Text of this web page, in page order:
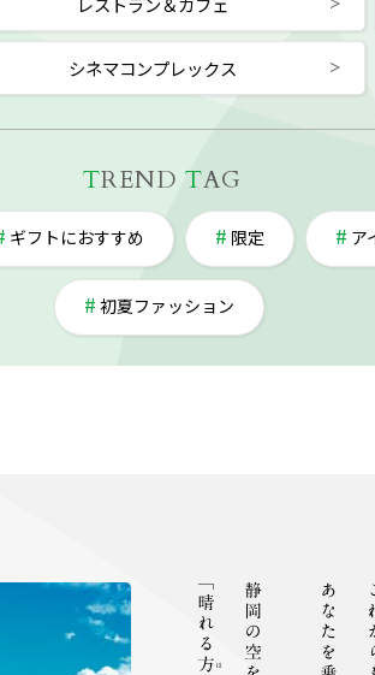
シネマコンプレックス
TREND TAG
ギフトにおすすめ 限定 ア
初夏ファッション